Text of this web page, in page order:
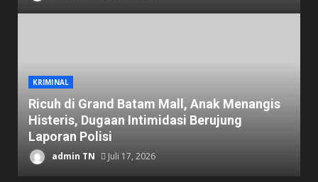
KRIMINAL
Ricuh di Grand Batam Mall, Anak Menangis
Histeris, Dugaan Intimidasi Berujung
Laporan Polisi
admin TN Juli 17, 2026